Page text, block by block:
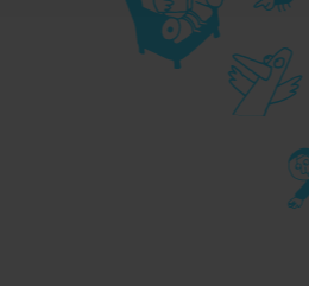
sui cookie, ti
cookie
il banner
alcuna
tecnici.